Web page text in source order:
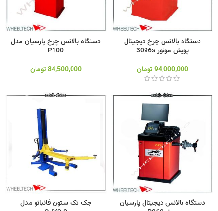
دستگاه بالانس چرخ دیجیتال
پویش موتور 3096s
94,000,000 تومان
دستگاه بالانس چرخ پارسیان مدل
P100
84,500,000 تومان
دستگاه بالانس دیجیتال پارسیان
جک تک ستون فانبائو مدل